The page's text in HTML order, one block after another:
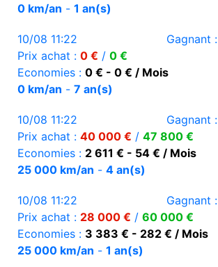
0 km/an - 1 an(s)
10/08 11:22 Gagnant :
Prix achat : 0 € / 0 €
Economies : 0 € - 0 € / Mois
0 km/an - 7 an(s)
10/08 11:22 Gagnant :
Prix achat : 40 000 € / 47 800 €
Economies : 2 611 € - 54 € / Mois
25 000 km/an - 4 an(s)
10/08 11:22 Gagnant :
Prix achat : 28 000 € / 60 000 €
Economies : 3 383 € - 282 € / Mois
25 000 km/an - 1 an(s)